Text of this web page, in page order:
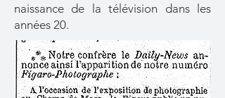
naissance de la télévision dans les
années 20.